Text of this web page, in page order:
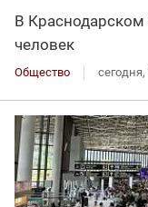
В Краснодарском
человек
Общество сегодня,